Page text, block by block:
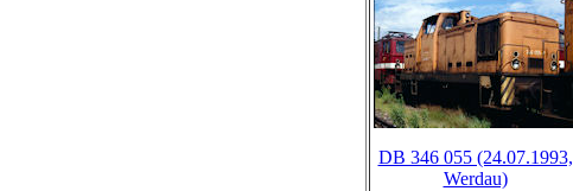
DB 346 055 (24.07.1993,
Werdau)